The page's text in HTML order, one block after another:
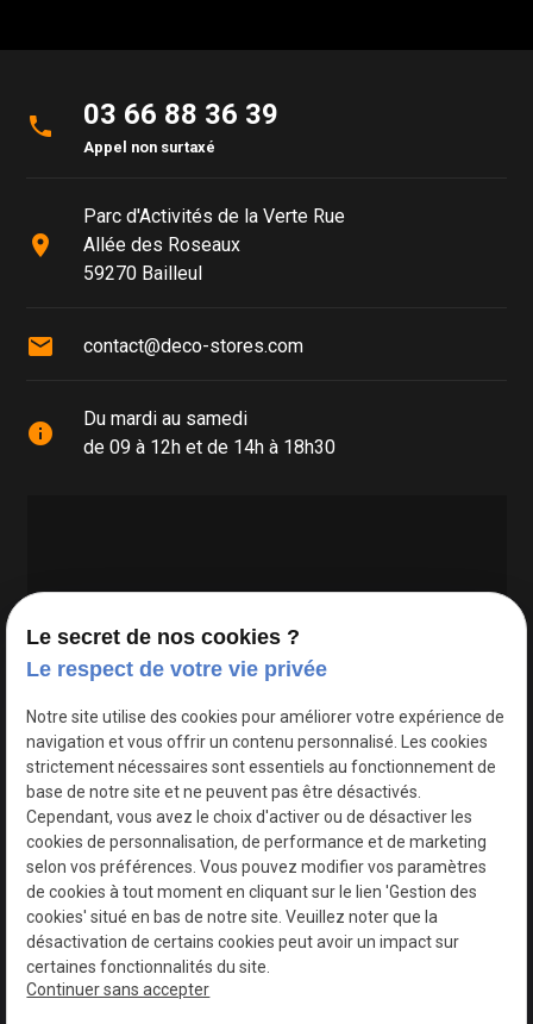
phone 03 66 88 36 39
Appel non surtaxé
place
Parc d'Activités de la Verte Rue
Allée des Roseaux
59270 Bailleul
mail contact@deco-stores.com
info
Du mardi au samedi
de 09 à 12h et de 14h à 18h30
Google Maps Search API est désactivé.
Le secret de nos cookies ?
Le respect de votre vie privée
Notre site utilise des cookies pour améliorer votre expérience de
navigation et vous offrir un contenu personnalisé. Les cookies
strictement nécessaires sont essentiels au fonctionnement de
base de notre site et ne peuvent pas être désactivés.
Cependant, vous avez le choix d'activer ou de désactiver les
cookies de personnalisation, de performance et de marketing
selon vos préférences. Vous pouvez modifier vos paramètres
de cookies à tout moment en cliquant sur le lien 'Gestion des
cookies' situé en bas de notre site. Veuillez noter que la
désactivation de certains cookies peut avoir un impact sur
certaines fonctionnalités du site.
Continuer sans accepter